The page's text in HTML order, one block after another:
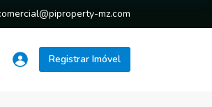
mz.com
Registrar Imóvel